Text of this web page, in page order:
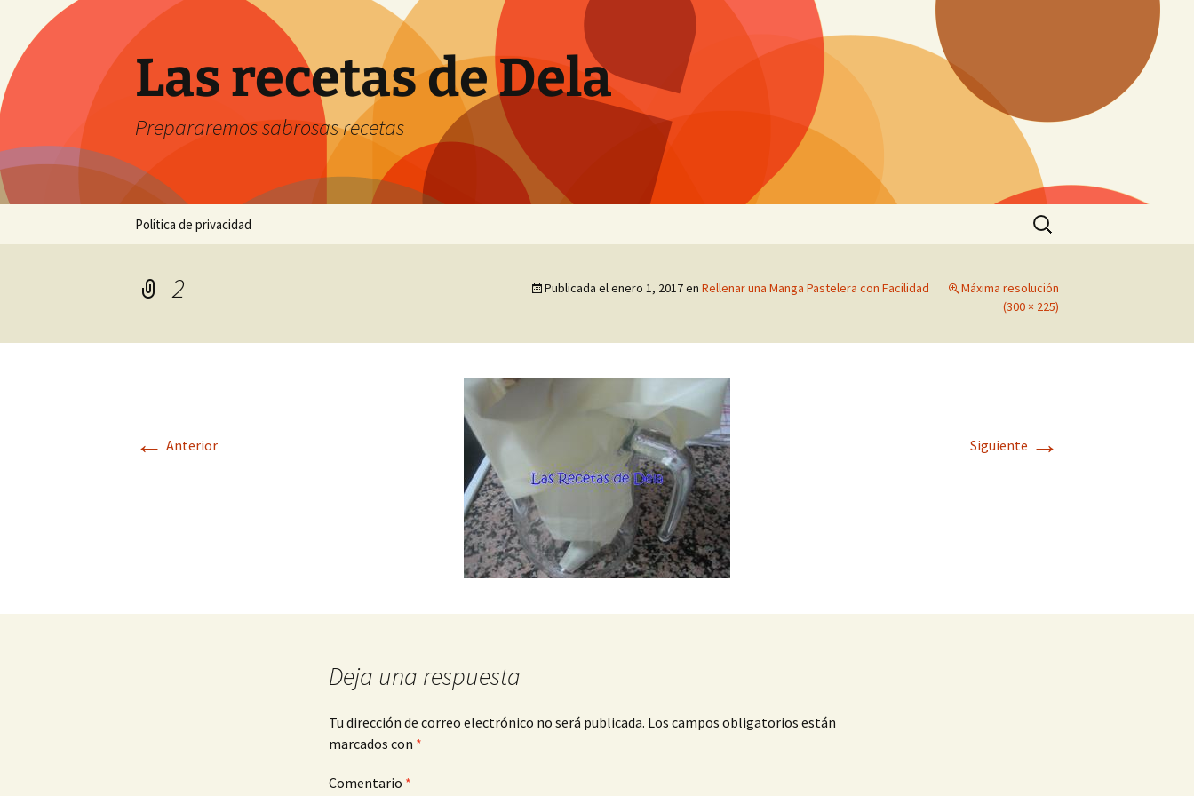
contenido
Las recetas de Dela
Prepararemos sabrosas recetas
Política de privacidad
Buscar:
2 Publicada elenero 1, 2017en Rellenar una Manga Pastelera con Facilidad
Máxima resolución
(300 × 225)
← Anterior Siguiente →
Deja una respuesta
Tu dirección de correo electrónico no será publicada. Los campos obligatorios están
marcados con *
Comentario *